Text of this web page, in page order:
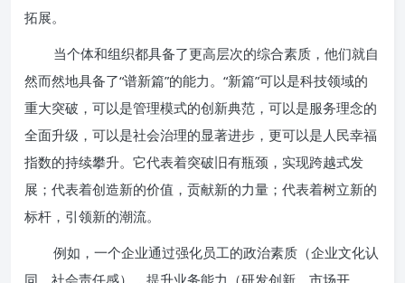
拓展。
当个体和组织都具备了更高层次的综合素质，他们就自
然而然地具备了“谱新篇”的能力。“新篇”可以是科技领域的
重大突破，可以是管理模式的创新典范，可以是服务理念的
全面升级，可以是社会治理的显著进步，更可以是人民幸福
指数的持续攀升。它代表着突破旧有瓶颈，实现跨越式发
展；代表着创造新的价值，贡献新的力量；代表着树立新的
标杆，引领新的潮流。
例如，一个企业通过强化员工的政治素质（企业文化认
同、社会责任感），提升业务能力（研发创新、市场开